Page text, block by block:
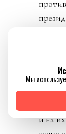
День
тихо.
и на
Мы